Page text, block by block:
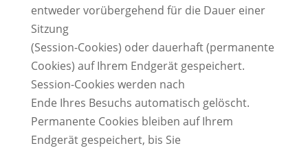
entweder vorübergehend für die Dauer einer
Sitzung
(Session-Cookies) oder dauerhaft (permanente
Cookies) auf Ihrem Endgerät gespeichert.
Session-Cookies werden nach
Ende Ihres Besuchs automatisch gelöscht.
Permanente Cookies bleiben auf Ihrem
Endgerät gespeichert, bis Sie